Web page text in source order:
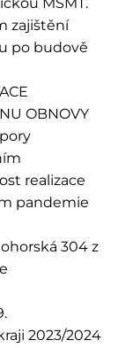
zajištění
po budově
OBNOVY
realizace
pandemie
304 z
2023/2024